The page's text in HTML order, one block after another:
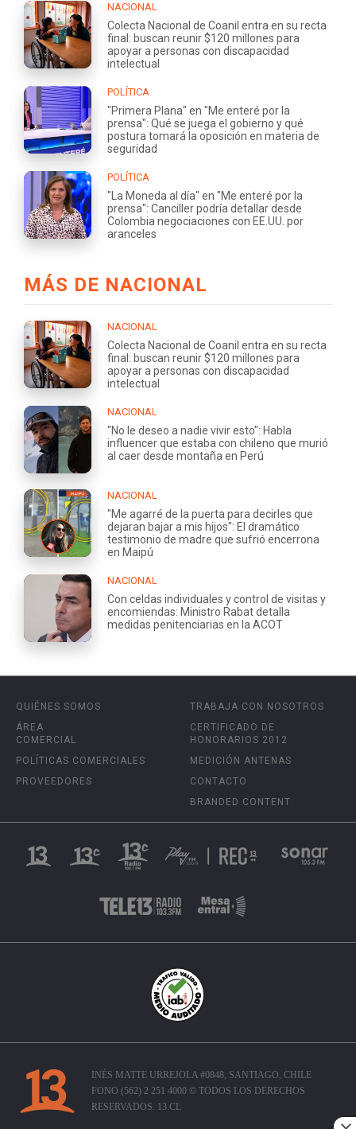
NACIONAL
Colecta Nacional de Coanil entra en su recta
final: buscan reunir $120 millones para
apoyar a personas con discapacidad
intelectual
POLÍTICA
"Primera Plana" en "Me enteré por la
prensa": Qué se juega el gobierno y qué
postura tomará la oposición en materia de
seguridad
POLÍTICA
"La Moneda al día" en "Me enteré por la
prensa": Canciller podría detallar desde
Colombia negociaciones con EE.UU. por
aranceles
MÁS DE NACIONAL
NACIONAL
Colecta Nacional de Coanil entra en su recta
final: buscan reunir $120 millones para
apoyar a personas con discapacidad
intelectual
NACIONAL
"No le deseo a nadie vivir esto": Habla
influencer que estaba con chileno que murió
al caer desde montaña en Perú
NACIONAL
"Me agarré de la puerta para decirles que
dejaran bajar a mis hijos": El dramático
testimonio de madre que sufrió encerrona
en Maipú
NACIONAL
Con celdas individuales y control de visitas y
encomiendas: Ministro Rabat detalla
medidas penitenciarias en la ACOT
QUIÉNES SOMOS
ÁREA
COMERCIAL
POLÍTICAS COMERCIALES
PROVEEDORES
TRABAJA CON NOSOTROS
CERTIFICADO DE
HONORARIOS 2012
MEDICIÓN ANTENAS
CONTACTO
BRANDED CONTENT
INÉS MATTE URREJOLA #0848, SANTIAGO, CHILE
FONO (562) 2 251 4000 © TODOS LOS DERECHOS
RESERVADOS. 13.CL